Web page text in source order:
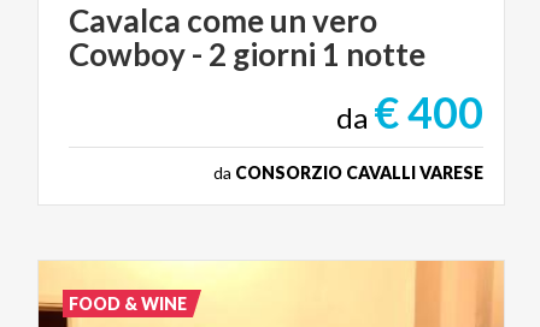
Cavalca comeunvero
Cowboy- 2 giorni 1 notte
da € 400
da CONSORZIO CAVALLI VARESE
FOOD & WINE